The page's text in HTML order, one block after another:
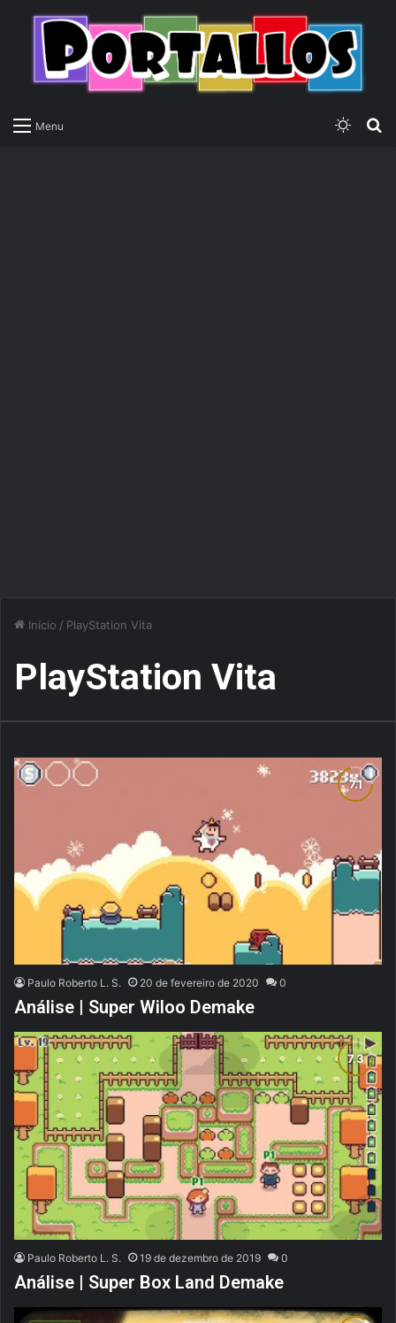
Menu
Início / PlayStation Vita
PlayStation Vita
Paulo Roberto L. S. 20 de fevereiro de 2020 0
Análise | Super Wiloo Demake
Paulo Roberto L. S. 19 de dezembro de 2019 0
Análise | Super Box Land Demake